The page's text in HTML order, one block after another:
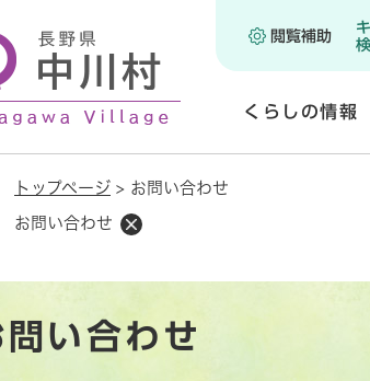
閲覧補助
くらしの情報
く
トップページ > お問い合わせ
お問い合わせ
問い合わせ